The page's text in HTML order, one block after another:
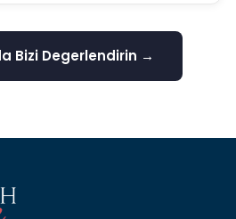
Bizi Degerlendirin →